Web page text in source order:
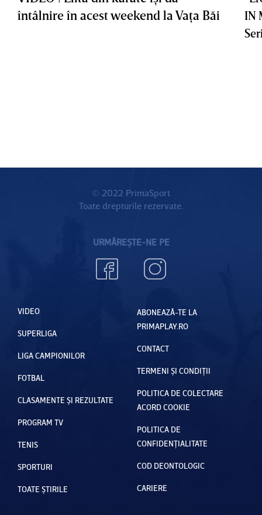
întâlnire în acest weekend la Vaţa Băi
IN
© 2022 PrimaSport
Toate drepturile rezervate.
URMĂREȘTE-NE PE
VIDEO
SUPERLIGA
LIGA CAMPIONILOR
FOTBAL
CLASAMENTE ȘI REZULTATE
PROGRAM TV
TENIS
SPORTURI
TOATE ȘTIRILE
ABONEAZĂ-TE LA
PRIMAPLAY.RO
CONTACT
TERMENI ȘI CONDIȚII
POLITICA DE COLECTARE
ACORD COOKIE
POLITICA DE
CONFIDENȚIALITATE
COD DEONTOLOGIC
CARIERE